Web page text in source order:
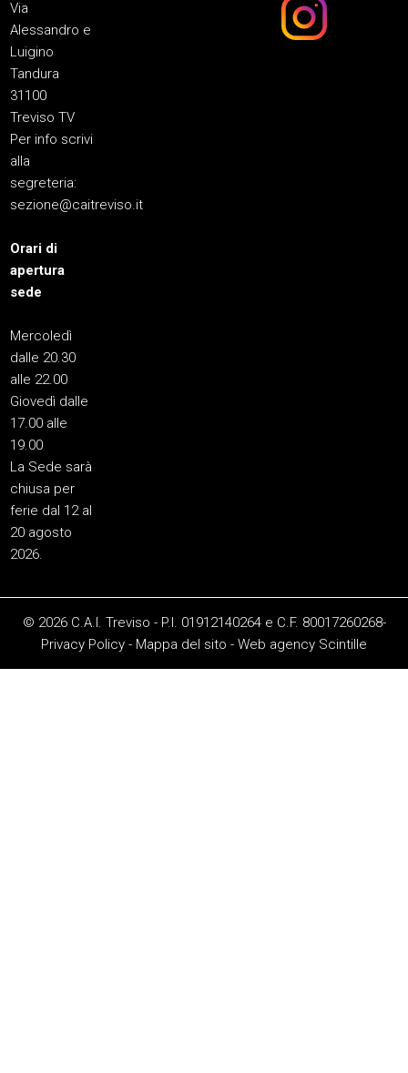
Via
Alessandro e
Luigino
Tandura
31100
Treviso TV
Per info scrivi
alla
segreteria:
sezione@caitreviso.it
Orari di
apertura
sede
Mercoledì
dalle 20.30
alle 22.00
Giovedì dalle
17.00 alle
19.00
La Sede sarà
chiusa per
ferie dal 12 al
20 agosto
2026.
© 2026 C.A.I. Treviso - P.I. 01912140264 e C.F. 80017260268-
Privacy Policy - Mappa del sito - Web agency Scintille